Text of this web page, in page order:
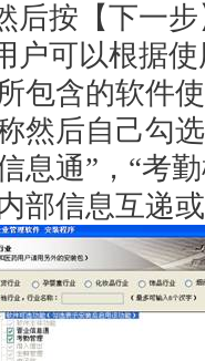
后按【下一步
户可以根据使
包含的软件
然后自己勾
息通”，“考
部信息互递